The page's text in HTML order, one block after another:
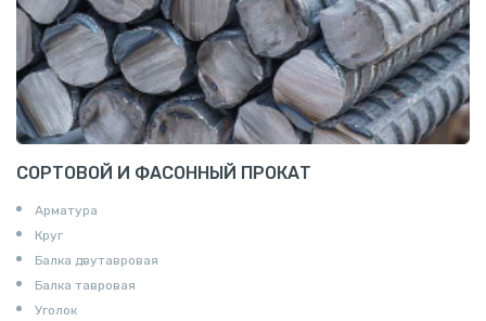
СОРТОВОЙ И ФАСОННЫЙ ПРОКАТ
Арматура
Круг
Балка двутавровая
Балка тавровая
Уголок